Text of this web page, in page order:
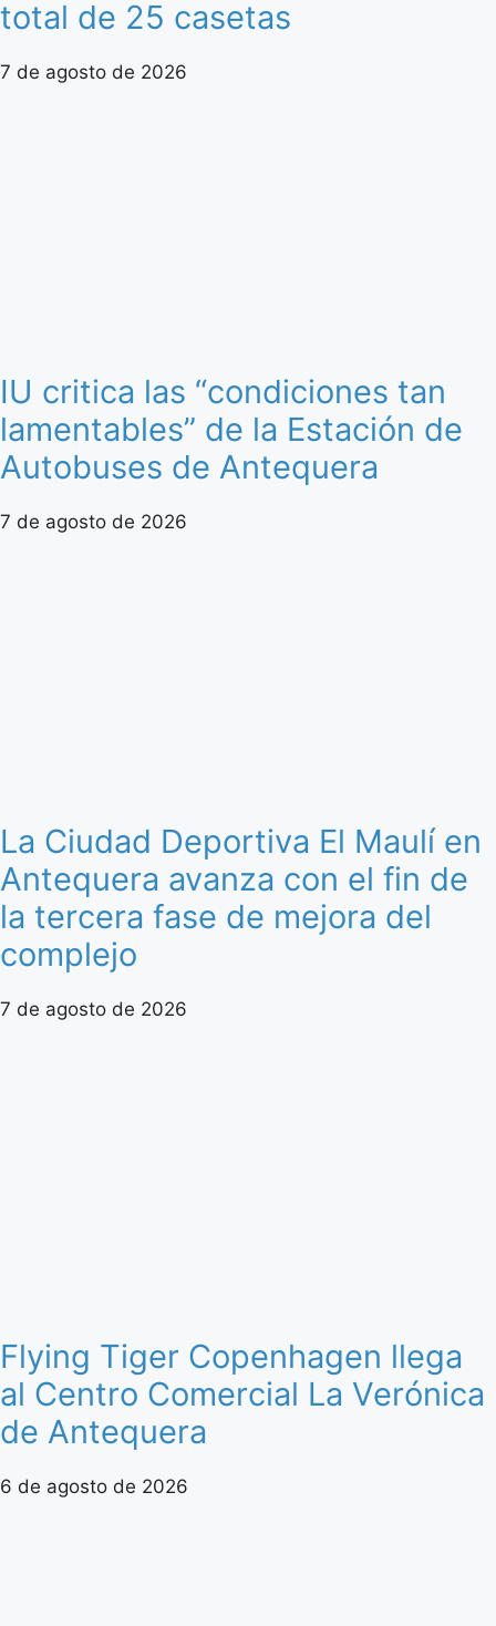
total de 25 casetas
7 de agosto de 2026
IU critica las “condiciones tan
lamentables” de la Estación de
Autobuses de Antequera
7 de agosto de 2026
La Ciudad Deportiva El Maulí en
Antequera avanza con el fin de
la tercera fase de mejora del
complejo
7 de agosto de 2026
Flying Tiger Copenhagen llega
al Centro Comercial La Verónica
de Antequera
6 de agosto de 2026